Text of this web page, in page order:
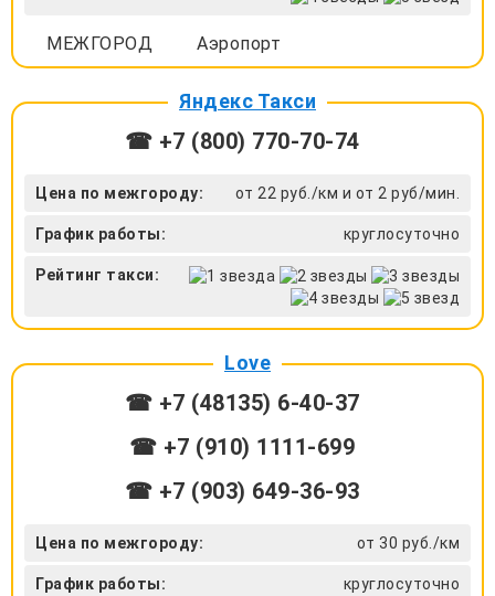
МЕЖГОРОД Аэропорт
Яндекс Такси
☎ +7 (800) 770-70-74
Цена по межгороду: от 22 руб./км и от 2 руб/мин.
График работы: круглосуточно
Рейтинг такси:
Love
☎ +7 (48135) 6-40-37
☎ +7 (910) 1111-699
☎ +7 (903) 649-36-93
Цена по межгороду: от 30 руб./км
График работы: круглосуточно